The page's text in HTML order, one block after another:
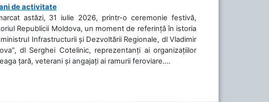
de activitate
astăzi, 31 iulie 2026, printr-o ceremonie festivă,
Republicii Moldova, un moment de referință în istoria
Infrastructurii și Dezvoltării Regionale, dl Vladimir
dl Serghei Cotelinic, reprezentanți ai organizațiilor
țară, veterani și angajați ai ramurii feroviare....